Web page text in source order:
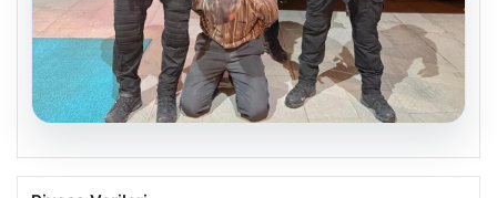
05.08.2026
FETÖ’nün Marmaris Suikast Timinde İki